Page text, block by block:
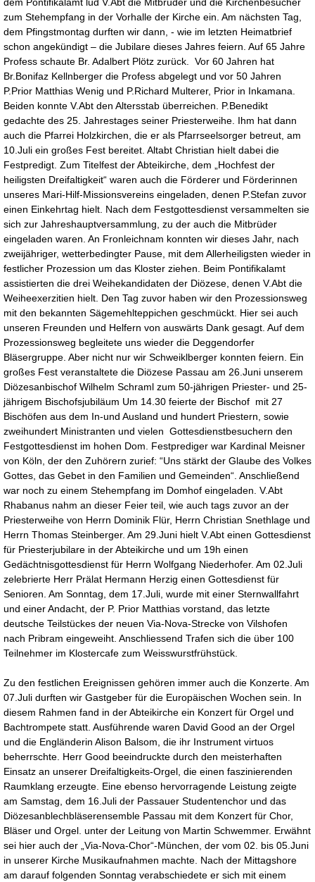
dem Pontifikalamt lud V.Abt die Mitbrüder und die Kirchenbesucher
zum Stehempfang in der Vorhalle der Kirche ein. Am nächsten Tag,
dem Pfingstmontag durften wir dann, - wie im letzten Heimatbrief
schon angekündigt – die Jubilare dieses Jahres feiern. Auf 65 Jahre
Profess schaute Br. Adalbert Plötz zurück. Vor 60 Jahren hat
Br.Bonifaz Kellnberger die Profess abgelegt und vor 50 Jahren
P.Prior Matthias Wenig und P.Richard Multerer, Prior in Inkamana.
Beiden konnte V.Abt den Altersstab überreichen. P.Benedikt
gedachte des 25. Jahrestages seiner Priesterweihe. Ihm hat dann
auch die Pfarrei Holzkirchen, die er als Pfarrseelsorger betreut, am
10.Juli ein großes Fest bereitet. Altabt Christian hielt dabei die
Festpredigt. Zum Titelfest der Abteikirche, dem „Hochfest der
heiligsten Dreifaltigkeit“ waren auch die Förderer und Förderinnen
unseres Mari-Hilf-Missionsvereins eingeladen, denen P.Stefan zuvor
einen Einkehrtag hielt. Nach dem Festgottesdienst versammelten sie
sich zur Jahreshauptversammlung, zu der auch die Mitbrüder
eingeladen waren. An Fronleichnam konnten wir dieses Jahr, nach
zweijähriger, wetterbedingter Pause, mit dem Allerheiligsten wieder in
festlicher Prozession um das Kloster ziehen. Beim Pontifikalamt
assistierten die drei Weihekandidaten der Diözese, denen V.Abt die
Weiheexerzitien hielt. Den Tag zuvor haben wir den Prozessionsweg
mit den bekannten Sägemehlteppichen geschmückt. Hier sei auch
unseren Freunden und Helfern von auswärts Dank gesagt. Auf dem
Prozessionsweg begleitete uns wieder die Deggendorfer
Bläsergruppe. Aber nicht nur wir Schweiklberger konnten feiern. Ein
großes Fest veranstaltete die Diözese Passau am 26.Juni unserem
Diözesanbischof Wilhelm Schraml zum 50-jährigen Priester- und 25-
jährigem Bischofsjubiläum Um 14.30 feierte der Bischof mit 27
Bischöfen aus dem In-und Ausland und hundert Priestern, sowie
zweihundert Ministranten und vielen Gottesdienstbesuchern den
Festgottesdienst im hohen Dom. Festprediger war Kardinal Meisner
von Köln, der den Zuhörern zurief: “Uns stärkt der Glaube des Volkes
Gottes, das Gebet in den Familien und Gemeinden“. Anschließend
war noch zu einem Stehempfang im Domhof eingeladen. V.Abt
Rhabanus nahm an dieser Feier teil, wie auch tags zuvor an der
Priesterweihe von Herrn Dominik Flür, Herrn Christian Snethlage und
Herrn Thomas Steinberger. Am 29.Juni hielt V.Abt einen Gottesdienst
für Priesterjubilare in der Abteikirche und um 19h einen
Gedächtnisgottesdienst für Herrn Wolfgang Niederhofer. Am 02.Juli
zelebrierte Herr Prälat Hermann Herzig einen Gottesdienst für
Senioren. Am Sonntag, dem 17.Juli, wurde mit einer Sternwallfahrt
und einer Andacht, der P. Prior Matthias vorstand, das letzte
deutsche Teilstückes der neuen Via-Nova-Strecke von Vilshofen
nach Pribram eingeweiht. Anschliessend Trafen sich die über 100
Teilnehmer im Klostercafe zum Weisswurstfrühstück.
Zu den festlichen Ereignissen gehören immer auch die Konzerte. Am
07.Juli durften wir Gastgeber für die Europäischen Wochen sein. In
diesem Rahmen fand in der Abteikirche ein Konzert für Orgel und
Bachtrompete statt. Ausführende waren David Good an der Orgel
und die Engländerin Alison Balsom, die ihr Instrument virtuos
beherrschte. Herr Good beeindruckte durch den meisterhaften
Einsatz an unserer Dreifaltigkeits-Orgel, die einen faszinierenden
Raumklang erzeugte. Eine ebenso hervorragende Leistung zeigte
am Samstag, dem 16.Juli der Passauer Studentenchor und das
Diözesanblechbläserensemble Passau mit dem Konzert für Chor,
Bläser und Orgel. unter der Leitung von Martin Schwemmer. Erwähnt
sei hier auch der „Via-Nova-Chor“-München, der vom 02. bis 05.Juni
in unserer Kirche Musikaufnahmen machte. Nach der Mittagshore
am darauf folgenden Sonntag verabschiedete er sich mit einem